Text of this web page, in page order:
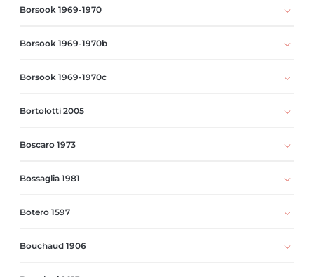
Borsook 1969-1970
Borsook 1969-1970b
Borsook 1969-1970c
Bortolotti 2005
Boscaro 1973
Bossaglia 1981
Botero 1597
Bouchaud 1906